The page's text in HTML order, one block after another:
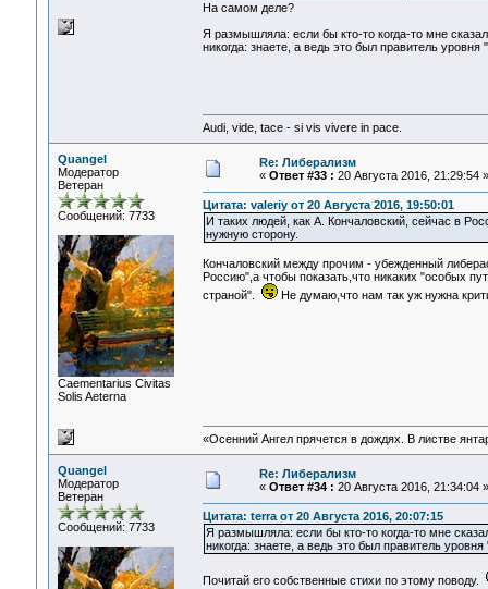
На самом деле?
Я размышляла: если бы кто-то когда-то мне
никогда: знаете, а ведь это был правитель
Audi, vide, tace - si vis vivere in pace.
Quangel
Модератор
Ветеран
Сообщений: 7733
Сaementarius Civitas
Solis Aeterna
Re: Либерализм
« Ответ #33 : 20 Августа 2016, 21:29:54 »
Цитата: valeriy от 20 Августа 2016, 19:50:01
И таких людей, как А. Кончаловский, сейчас в
нужную сторону.
Кончаловский между прочим - убежденный
Россию",а чтобы показать,что никаких "особых
страной".
Не думаю,что нам так уж нужна
«Осенний Ангел прячется в дождях. В листве
Quangel
Модератор
Ветеран
Сообщений: 7733
Re: Либерализм
« Ответ #34 : 20 Августа 2016, 21:34:04 »
Цитата: terra от 20 Августа 2016, 20:07:15
Я размышляла: если бы кто-то когда-то мне
никогда: знаете, а ведь это был правитель
Почитай его собственные стихи по этому поводу.